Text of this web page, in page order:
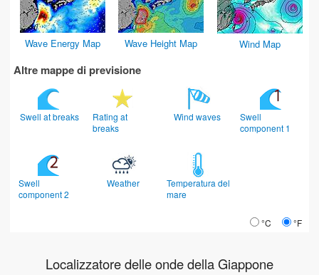
Wave Energy Map Wave Height Map Wind Map
Altre mappe di previsione
Swell at breaks
Rating at
breaks
Wind waves
Swell
component 1
Swell
component 2
Weather
Temperatura del
mare
°C °F
Localizzatore delle onde della Giappone